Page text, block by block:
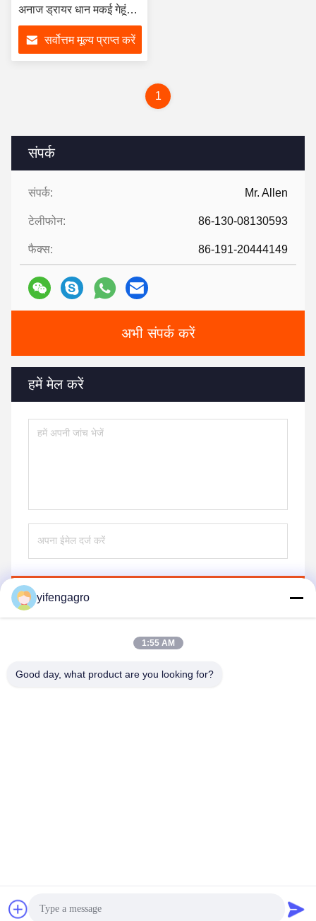
संपर्क
संपर्क: Mr. Allen
टेलीफोन: 86-130-08130593
फैक्स: 86-191-20444149
अभी संपर्क करें
हमें मेल करें
अनाज ड्रायर धान मकई गेहूं
बीन्स ड्रायर
सर्वोत्तम मूल्य प्राप्त करें
1
yifengagro.com . सर्वाधिकार सुरक्षित।
yifengagro
1:55 AM
Good day, what product are you looking for?